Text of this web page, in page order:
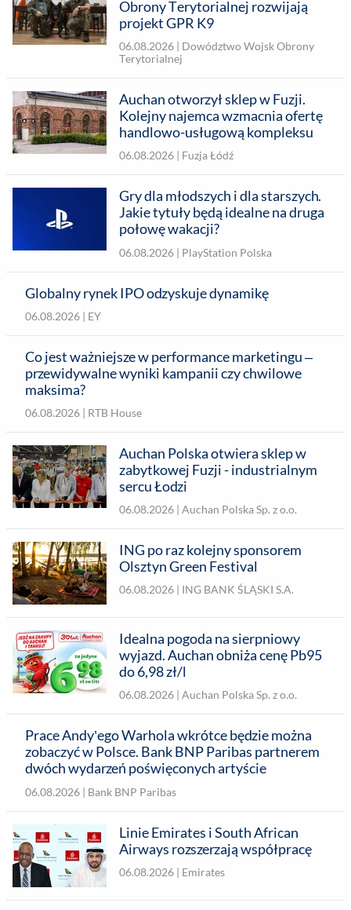
Obrony Terytorialnej rozwijają
projekt GPR K9
06.08.2026 | Dowództwo Wojsk Obrony
Terytorialnej
Auchan otworzył sklep w Fuzji.
Kolejny najemca wzmacnia ofertę
handlowo-usługową kompleksu
06.08.2026 | Fuzja Łódź
Gry dla młodszych i dla starszych.
Jakie tytuły będą idealne na druga
połowę wakacji?
06.08.2026 | PlayStation Polska
Globalny rynek IPO odzyskuje dynamikę
06.08.2026 | EY
Co jest ważniejsze w performance marketingu –
przewidywalne wyniki kampanii czy chwilowe
maksima?
06.08.2026 | RTB House
Auchan Polska otwiera sklep w
zabytkowej Fuzji - industrialnym
sercu Łodzi
06.08.2026 | Auchan Polska Sp. z o.o.
ING po raz kolejny sponsorem
Olsztyn Green Festival
06.08.2026 | ING BANK ŚLĄSKI S.A.
Idealna pogoda na sierpniowy
wyjazd. Auchan obniża cenę Pb95
do 6,98 zł/l
06.08.2026 | Auchan Polska Sp. z o.o.
Prace Andy’ego Warhola wkrótce będzie można
zobaczyć w Polsce. Bank BNP Paribas partnerem
dwóch wydarzeń poświęconych artyście
06.08.2026 | Bank BNP Paribas
Linie Emirates i South African
Airways rozszerzają współpracę
06.08.2026 | Emirates